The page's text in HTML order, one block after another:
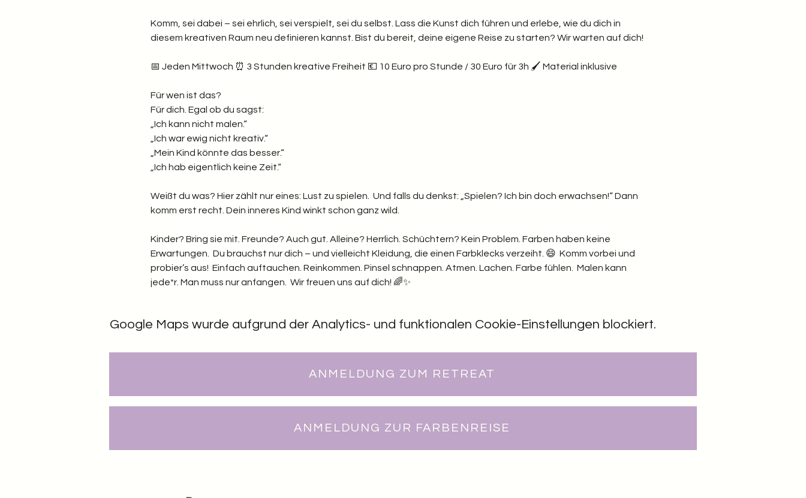
Komm, sei dabei – sei ehrlich, sei verspielt, sei du selbst. Lass die Kunst dich führen und erlebe, wie du dich in
diesem kreativen Raum neu definieren kannst. Bist du bereit, deine eigene Reise zu starten? Wir warten auf dich!
📅 Jeden Mittwoch ⏰ 3 Stunden kreative Freiheit 💶 10 Euro pro Stunde / 30 Euro für 3h 🖌️ Material inklusive
Für wen ist das?
Für dich. Egal ob du sagst:
„Ich kann nicht malen.“
„Ich war ewig nicht kreativ.“
„Mein Kind könnte das besser.“
„Ich hab eigentlich keine Zeit.“
Weißt du was? Hier zählt nur eines: Lust zu spielen.  Und falls du denkst: „Spielen? Ich bin doch erwachsen!“ Dann
komm erst recht. Dein inneres Kind winkt schon ganz wild.
Kinder? Bring sie mit. Freunde? Auch gut. Alleine? Herrlich. Schüchtern? Kein Problem. Farben haben keine
Erwartungen.  Du brauchst nur dich – und vielleicht Kleidung, die einen Farbklecks verzeiht. 😄  Komm vorbei und
probier’s aus!  Einfach auftauchen. Reinkommen. Pinsel schnappen. Atmen. Lachen. Farbe fühlen.  Malen kann
jede*r. Man muss nur anfangen.  Wir freuen uns auf dich! 🌈✨
Google Maps wurde aufgrund der Analytics- und funktionalen Cookie-Einstellungen blockiert.
ANMELDUNG ZUM RETREAT
ANMELDUNG ZUR FARBENREISE